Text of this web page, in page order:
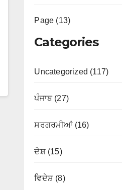
Page (13)
Categories
Uncategorized (117)
ਪੰਜਾਬ (27)
ਸਰਗਰਮੀਆਂ (16)
ਦੇਸ਼ (15)
ਵਿਦੇਸ਼ (8)